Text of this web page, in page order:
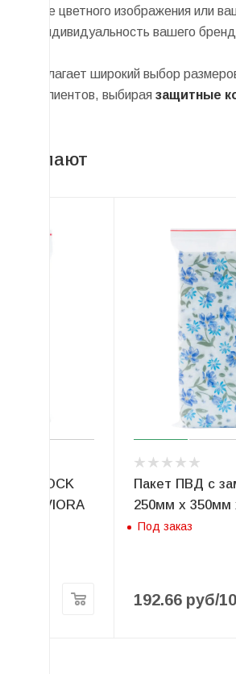
цветного изображения или
индивидуальность вашего
предлагает широкий выбор
ваших клиентов, выбирая защитные
ZIP-LOCK
AVIORA
Пакет ПВД с
250мм х 350мм
Под заказ
192.66 руб/